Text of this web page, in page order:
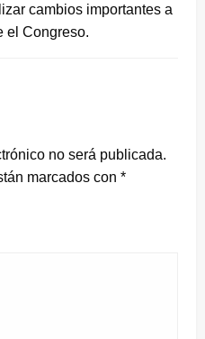
cambios importantes a
el Congreso.
no será publicada.
marcados con *